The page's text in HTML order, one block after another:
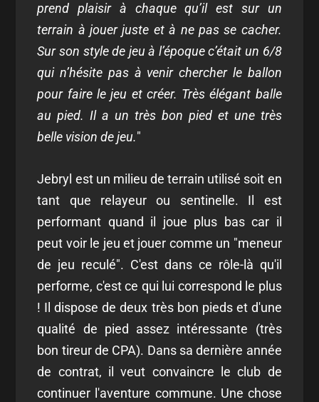
prend plaisir à chaque qu’il est sur un
terrain à jouer juste et à ne pas se cacher.
Sur son style de jeu à l’époque c’était un 6/8
qui n’hésite pas à venir chercher le ballon
pour faire le jeu et créer. Très élégant balle
au pied. Il a un très bon pied et une très
belle vision de jeu."
Jebryl est un milieu de terrain utilisé soit en
tant que relayeur ou sentinelle. Il est
performant quand il joue plus bas car il
peut voir le jeu et jouer comme un "meneur
de jeu reculé". C'est dans ce rôle-là qu'il
performe, c'est ce qui lui correspond le plus
! Il dispose de deux très bon pieds et d'une
qualité de pied assez intéressante (très
bon tireur de CPA). Dans sa dernière année
de contrat, il veut convaincre le club de
continuer l'aventure commune. Une chose